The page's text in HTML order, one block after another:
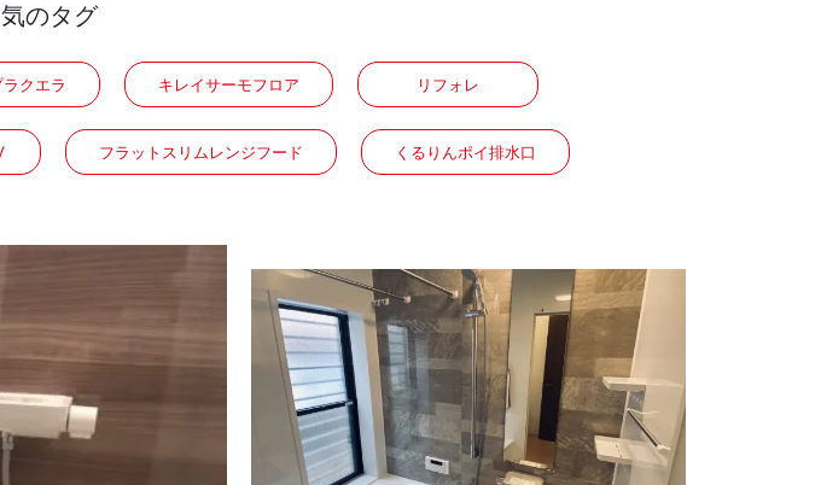
のタグ
クエラ キレイサーモフロア リフォレ
フラットスリムレンジフード くるりんポイ排水口